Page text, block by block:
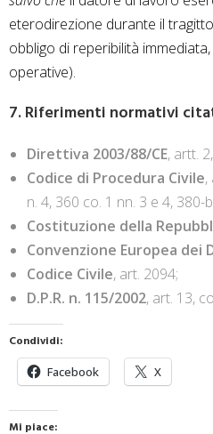
eterodirezione durante il
obbligo di reperibilità
operative).
7. Riferimenti normativi
Direttiva 2003/88/CE, artt.
Codice di Procedura Civile,
n. 4, 360 co. 1 nn. 3 e 4, 380-
Costituzione della
Convenzione Europea dei
Codice Civile, art. 2094;
D.P.R. n. 115/2002, art. 13,
Condividi:
Facebook X
Mi piace: